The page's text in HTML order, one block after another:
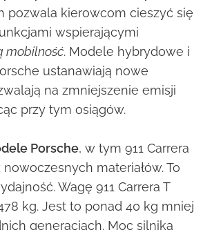
pozwala kierowcom cieszyć się
wspierającymi
mobilność. Modele hybrydowe i
ustanawiają nowe
na zmniejszenie emisji
przy tym osiągów.
Porsche, w tym 911 Carrera
nowoczesnych materiałów. To
Wagę 911 Carrera T
kg. Jest to ponad 40 kg mniej
generacjach. Moc silnika